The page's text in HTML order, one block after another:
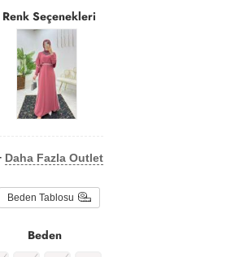
Renk Seçenekleri
Daha Fazla Outlet
Beden Tablosu
Beden